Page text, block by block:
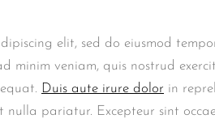
elit, sed do eiusmod
minim veniam, quis nostrud
Duis aute irure dolor in
nulla pariatur. Excepteur sint